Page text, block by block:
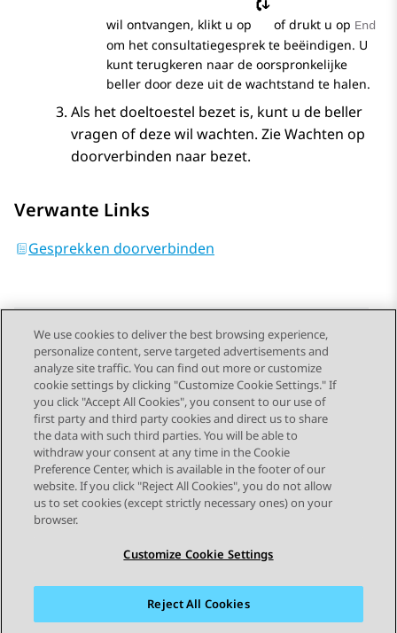
wil ontvangen, klikt u op of drukt u op End
om het consultatiegesprek te beëindigen. U
kunt terugkeren naar de oorspronkelijke
beller door deze uit de wachtstand te halen.
Als het doeltoestel bezet is, kunt u de beller
vragen of deze wil wachten. Zie Wachten op
doorverbinden naar bezet.
Verwante Links
Gesprekken doorverbinden
Send Feedback
Topic navigation
Vorig onderwerp Volgend onderwerp
STAY CONNECTED
Siteoverzicht Gebruiksvoorwaarden Privacy
We use cookies to deliver the best browsing experience,
personalize content, serve targeted advertisements and
analyze site traffic. You can find out more or customize
cookie settings by clicking "Customize Cookie Settings." If
you click "Accept All Cookies", you consent to our use of
first party and third party cookies and direct us to share
the data with such third parties. You will be able to
withdraw your consent at any time in the Cookie
Preference Center, which is available in the footer of our
website. If you click "Reject All Cookies", you do not allow
us to set cookies (except strictly necessary ones) on your
browser.
Customize Cookie Settings
Reject All Cookies